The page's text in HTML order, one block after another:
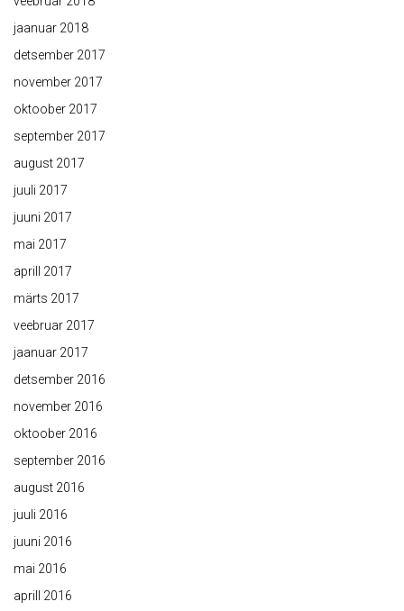
jaanuar 2018
detsember 2017
november 2017
oktoober 2017
september 2017
august 2017
juuli 2017
juuni 2017
mai 2017
aprill 2017
märts 2017
veebruar 2017
jaanuar 2017
detsember 2016
november 2016
oktoober 2016
september 2016
august 2016
juuli 2016
juuni 2016
mai 2016
aprill 2016